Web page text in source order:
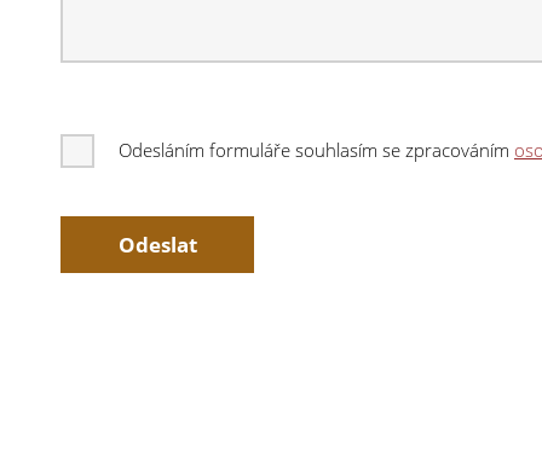
Odesláním formuláře souhlasím se zpracováním